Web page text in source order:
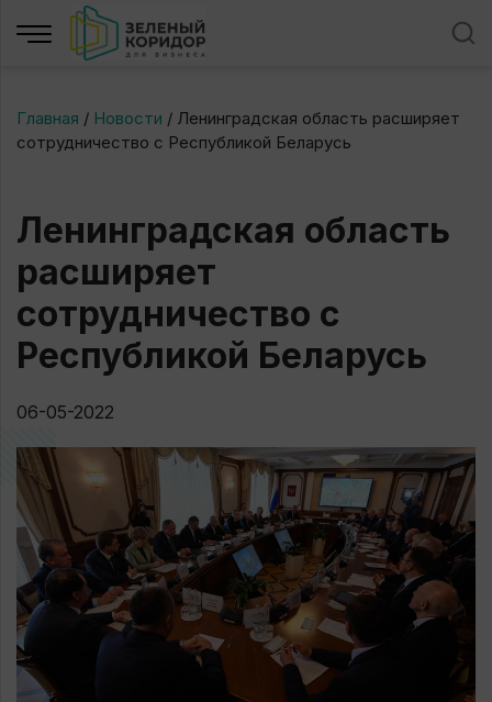
Главная / Новости / Ленинградская область расширяет
сотрудничество с Республикой Беларусь
Ленинградская область
расширяет
сотрудничество с
Республикой Беларусь
06-05-2022